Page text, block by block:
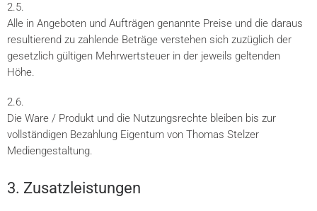
2.5.
Alle in Angeboten und Aufträgen genannte Preise und die daraus
resultierend zu zahlende Beträge verstehen sich zuzüglich der
gesetzlich gültigen Mehrwertsteuer in der jeweils geltenden
Höhe.
2.6.
Die Ware / Produkt und die Nutzungsrechte bleiben bis zur
vollständigen Bezahlung Eigentum von Thomas Stelzer
Mediengestaltung.
3. Zusatzleistungen